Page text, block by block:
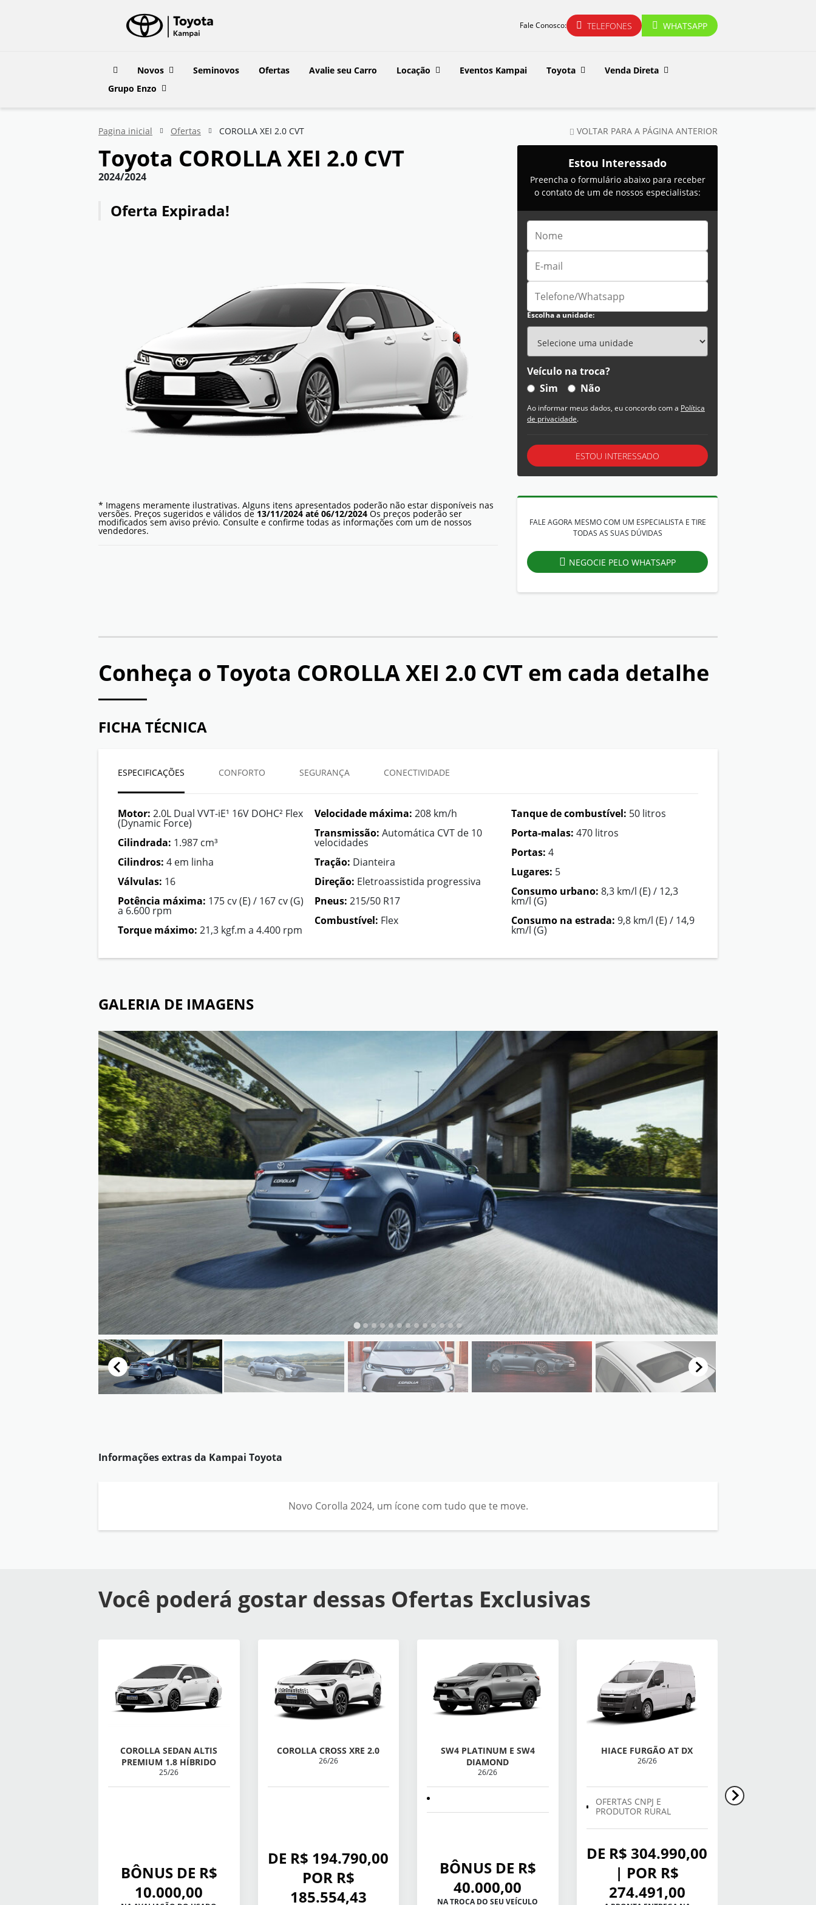
Fale Conosco: TELEFONES WHATSAPP
Novos Seminovos Ofertas Avalie seu Carro Locação Eventos Kampai Toyota
Venda Direta
Grupo Enzo
Pagina inicial Ofertas COROLLA XEI 2.0 CVT VOLTAR PARA A PÁGINA ANTERIOR
Toyota COROLLA XEI 2.0 CVT
2024/2024
Oferta Expirada!
* Imagens meramente ilustrativas. Alguns itens apresentados poderão não estar disponíveis nas
versões. Preços sugeridos e válidos de 13/11/2024 até 06/12/2024 Os preços poderão ser
modificados sem aviso prévio. Consulte e confirme todas as informações com um de nossos
vendedores.
Estou Interessado
Preencha o formulário abaixo para receber
o contato de um de nossos especialistas:
Escolha a unidade:
Veículo na troca?
Sim
Não
Ao informar meus dados, eu concordo com a Política
de privacidade.
ESTOU INTERESSADO
FALE AGORA MESMO COM UM ESPECIALISTA E TIRE
TODAS AS SUAS DÚVIDAS
NEGOCIE PELO WHATSAPP
Conheça o Toyota COROLLA XEI 2.0 CVT em cada detalhe
FICHA TÉCNICA
ESPECIFICAÇÕES CONFORTO SEGURANÇA CONECTIVIDADE
Motor: 2.0L Dual VVT-iE¹ 16V DOHC² Flex
(Dynamic Force)
Cilindrada: 1.987 cm³
Cilindros: 4 em linha
Válvulas: 16
Potência máxima: 175 cv (E) / 167 cv (G)
a 6.600 rpm
Torque máximo: 21,3 kgf.m a 4.400 rpm
Velocidade máxima: 208 km/h
Transmissão: Automática CVT de 10
velocidades
Tração: Dianteira
Direção: Eletroassistida progressiva
Pneus: 215/50 R17
Combustível: Flex
Tanque de combustível: 50 litros
Porta-malas: 470 litros
Portas: 4
Lugares: 5
Consumo urbano: 8,3 km/l (E) / 12,3
km/l (G)
Consumo na estrada: 9,8 km/l (E) / 14,9
km/l (G)
GALERIA DE IMAGENS
Informações extras da Kampai Toyota
Novo Corolla 2024, um ícone com tudo que te move.
Você poderá gostar dessas Ofertas Exclusivas
COROLLA SEDAN ALTIS
PREMIUM 1.8 HÍBRIDO
25/26
BÔNUS DE R$
10.000,00
COROLLA CROSS XRE 2.0
26/26
DE R$ 194.790,00
POR R$
185.554,43
SW4 PLATINUM E SW4
DIAMOND
26/26
BÔNUS DE R$
40.000,00
NA TROCA DO SEU VEÍCULO
HIACE FURGÃO AT DX
26/26
OFERTAS CNPJ E
PRODUTOR RURAL
DE R$ 304.990,00
| POR R$
274.491,00